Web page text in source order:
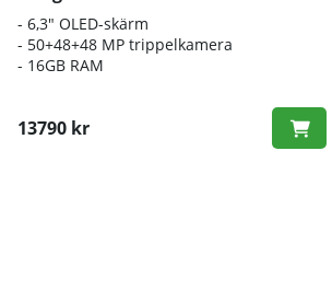
- 6,3" OLED-skärm
- 50+48+48 MP trippelkamera
- 16GB RAM
13790 kr